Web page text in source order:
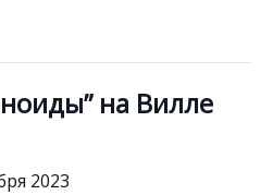
на Вилле
2023